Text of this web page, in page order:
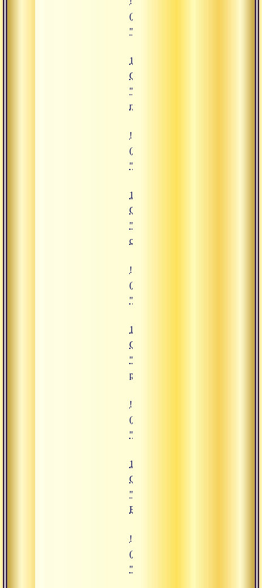
(https://www.advayta.org/upload/
"19.11.2019 Сатсанг "Величие
19.11.2019
Сатсанг
"Величие
преданности"
![18.10.2019 Сатсанг "Практика
(https://www.advayta.org/upload/
"18.10.2019 Сатсанг "Практика
18.10.2019
Сатсанг
"Практика
созерцания"
![18.10.2019 Сатсанг "Практика
(https://www.advayta.org/upload/
"18.10.2019 Сатсанг "Практика
18.10.2019
Сатсанг
"Практика
ретрита"
![17.10.2019 Сатсанг
(https://www.advayta.org/upload/
"17.10.2019 Сатсанг
17.10.2019
Сатсанг
"Атмавичара и
Брахмавичара"
![29.08.2019 Сатсанг
(https://www.advayta.org/upload/
"29.08.2019 Сатсанг